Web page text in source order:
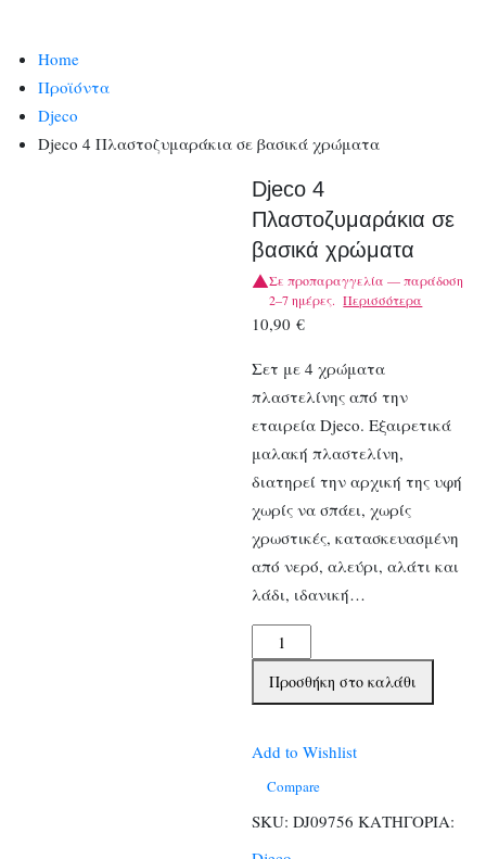
Home
Προϊόντα
Djeco
Djeco 4 Πλαστοζυμαράκια σε βασικά χρώματα
Djeco 4
Πλαστοζυμαράκια σε
βασικά χρώματα
Σε προπαραγγελία — παράδοση
2–7 ημέρες. Περισσότερα
10,90€
Σετ με 4 χρώματα
πλαστελίνης από την
εταιρεία Djeco. Εξαιρετικά
μαλακή πλαστελίνη,
διατηρεί την αρχική της υφή
χωρίς να σπάει, χωρίς
χρωστικές, κατασκευασμένη
από νερό, αλεύρι, αλάτι και
λάδι, ιδανική…
Djeco
4
Πλαστοζυμαράκια
βασικά
χρώματα
Προσθήκη στο καλάθι
Add to Wishlist
Compare
SKU: DJ09756 ΚΑΤΗΓΟΡΙΑ: